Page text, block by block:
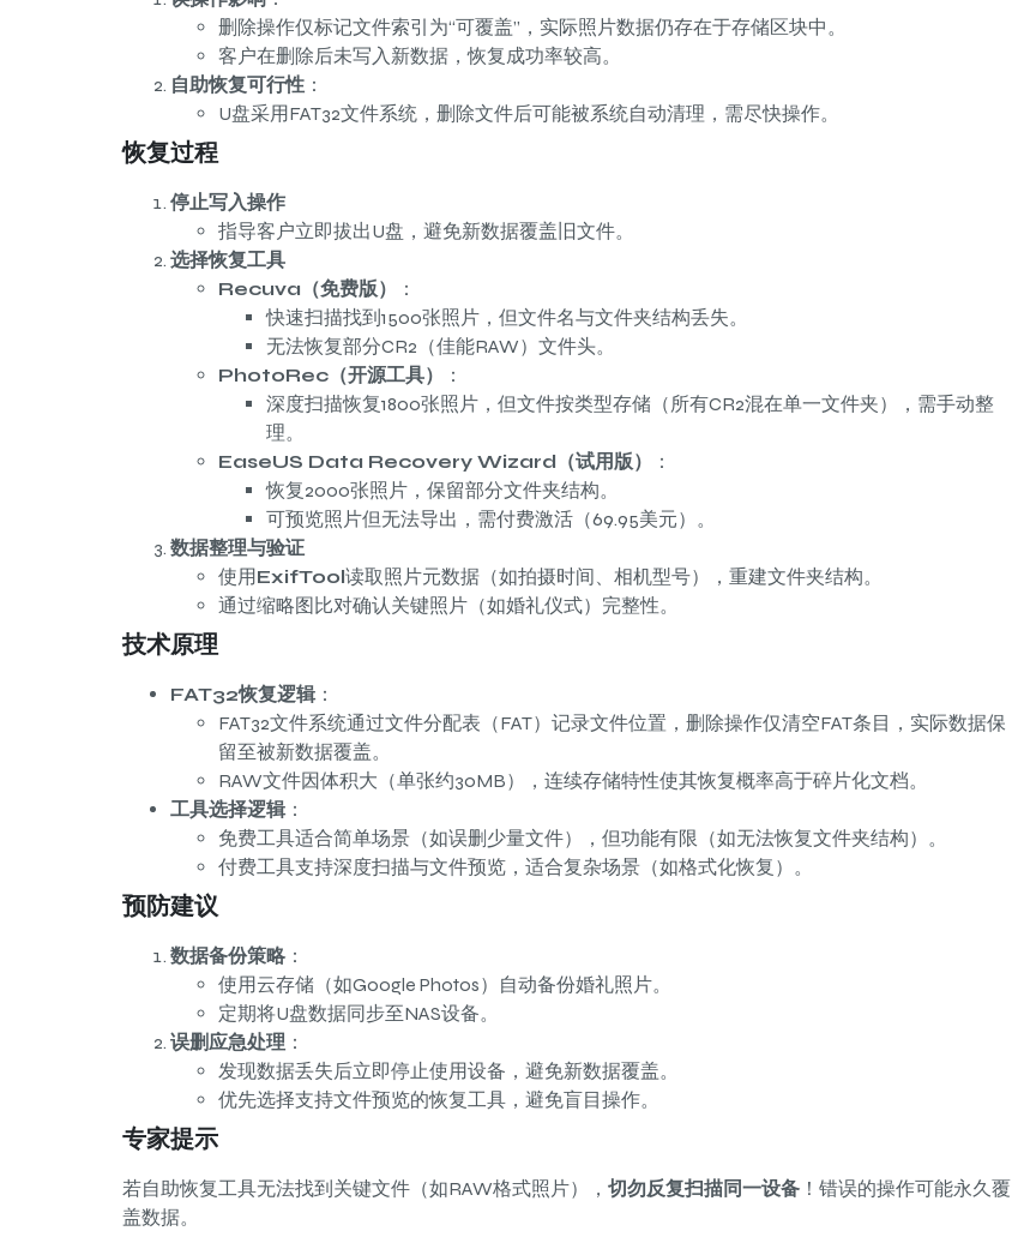
删除操作仅标记文件索引为“可覆盖”，实际照片数据仍存在于存储区块中。
客户在删除后未写入新数据，恢复成功率较高。
自助恢复可行性 ：
U盘采用FAT32文件系统，删除文件后可能被系统自动清理，需尽快操作。
恢复过程
停止写入操作
指导客户立即拔出U盘，避免新数据覆盖旧文件。
选择恢复工具
Recuva（免费版）
：
快速扫描找到1500张照片，但文件名与文件夹结构丢失。
无法恢复部分CR2（佳能RAW）文件头。
PhotoRec（开源工具）
：
深度扫描恢复1800张照片，但文件按类型存储（所有CR2混在单一文件夹），需手动整
理。
EaseUS Data Recovery Wizard（试用版）
：
恢复2000张照片，保留部分文件夹结构。
可预览照片但无法导出，需付费激活（69.95美元）。
数据整理与验证
使用ExifTool读取照片元数据（如拍摄时间、相机型号），重建文件夹结构。
通过缩略图比对确认关键照片（如婚礼仪式）完整性。
技术原理
FAT32恢复逻辑：
FAT32文件系统通过文件分配表（FAT）记录文件位置，删除操作仅清空FAT条目，实际数据保
留至被新数据覆盖。
RAW文件因体积大（单张约30MB），连续存储特性使其恢复概率高于碎片化文档。
工具选择逻辑：
免费工具适合简单场景（如误删少量文件），但功能有限（如无法恢复文件夹结构）。
付费工具支持深度扫描与文件预览，适合复杂场景（如格式化恢复）。
预防建议
数据备份策略 ：
使用云存储（如Google Photos）自动备份婚礼照片。
定期将U盘数据同步至NAS设备。
误删应急处理 ：
发现数据丢失后立即停止使用设备，避免新数据覆盖。
优先选择支持文件预览的恢复工具，避免盲目操作。
专家提示
若自助恢复工具无法找到关键文件（如RAW格式照片）， 切勿反复扫描同一设备 ！错误的操作可能永久覆
盖数据。